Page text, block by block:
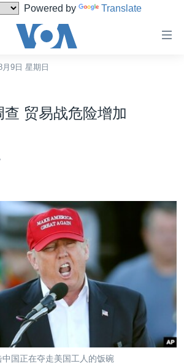
Powered by Translate
9日 星期日
贸易战危险增加
国正在夺走美国工人的饭碗